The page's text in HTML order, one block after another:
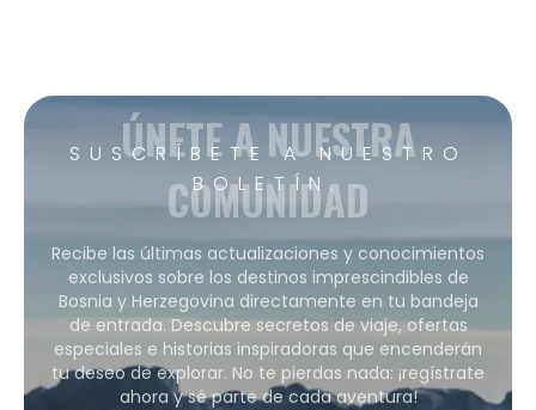
SUSCRÍBETE A NUESTRO
BOLETÍN.
ÚNETE A NUESTRA
COMUNIDAD
Recibe las últimas actualizaciones y conocimientos
exclusivos sobre los destinos imprescindibles de
Bosnia y Herzegovina directamente en tu bandeja
de entrada. Descubre secretos de viaje, ofertas
especiales e historias inspiradoras que encenderán
tu deseo de explorar. No te pierdas nada: ¡regístrate
ahora y sé parte de cada aventura!